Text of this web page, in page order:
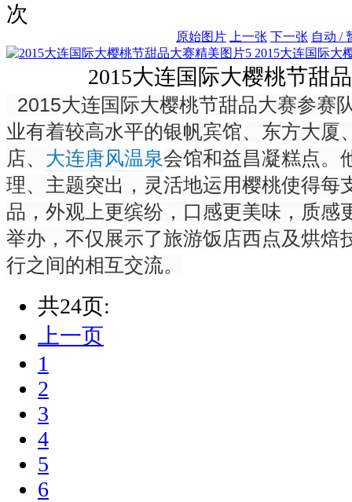
次
原始图片 上一张 下一张 自动 /
2015大连国际大
2015大连国际大樱桃节甜
2015大连国际大樱桃节甜品大赛参赛
业有着较高水平的银帆宾馆、东方大厦
店、 大连唐风温泉会馆和益昌凝糕点。
理、主题突出，灵活地运用樱桃使得每
品，外观上更缤纷，口感更美味，质感
举办，不仅展示了旅游饭店西点及烘焙
行之间的相互交流。
共24页:
上一页
1
2
3
4
5
6